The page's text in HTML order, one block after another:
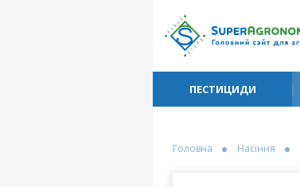
ПЕСТИЦИДИ
Головна Насіння